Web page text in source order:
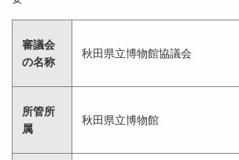
審議会
の名称
秋田県立博物館協議会
所管所
属
秋田県立博物館